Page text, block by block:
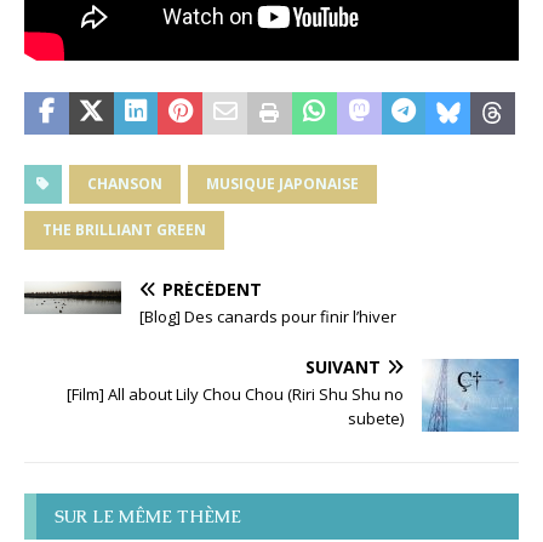
CHANSON MUSIQUE JAPONAISE
THE BRILLIANT GREEN
PRÉCÉDENT
[Blog] Des canards pour finir l’hiver
SUIVANT
[Film] All about Lily Chou Chou (Riri Shu Shu no
subete)
SUR LE MÊME THÈME